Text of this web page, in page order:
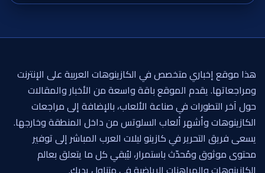
هذا موقع إخباري متخصص في الكازينوهات العربية على الإنترنت
ومراجعاتها. يقدم الموقع باقة واسعة من الأخبار والمقالات
حول آخر التطورات في صناعة الألعاب، بالإضافة إلى مراجعات
الكازينوهات وأشهر ألعاب السلوتس من داخل المنطقة وخارجها.
يسعى فريق التحرير في كازينو ليلات العرب المباشر إلى توفير
محتوى موثوق ومُحدّث باستمرار، ليُبقي كل ما يتعلق بعالم